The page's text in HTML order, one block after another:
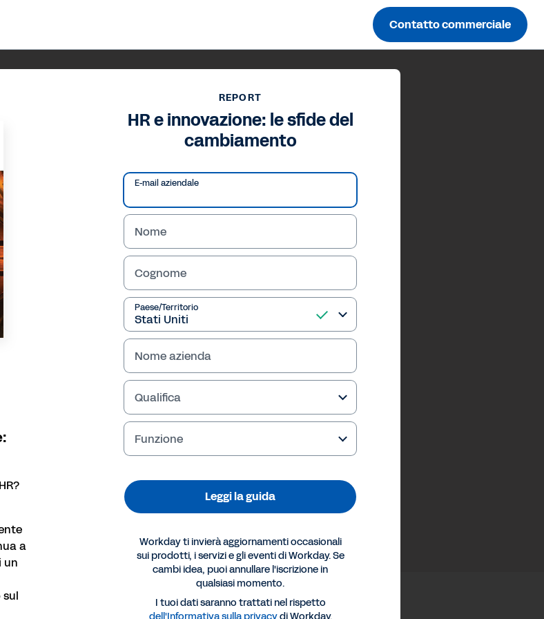
Contatto commerciale
REPORT
HR e innovazione: le sfide del
cambiamento
E-mail aziendale
Nome
Cognome
Paese/Territorio
Nome azienda
Qualifica
Funzione
Leggi la guida
Workday ti invierà aggiornamenti occasionali
sui prodotti, i servizi e gli eventi di Workday. Se
cambi idea, puoi annullare l'iscrizione in
qualsiasi momento.
I tuoi dati saranno trattati nel rispetto
a
un